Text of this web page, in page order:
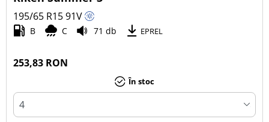
195/65 R1591V
B C 71 db EPREL
253,83 RON
În stoc